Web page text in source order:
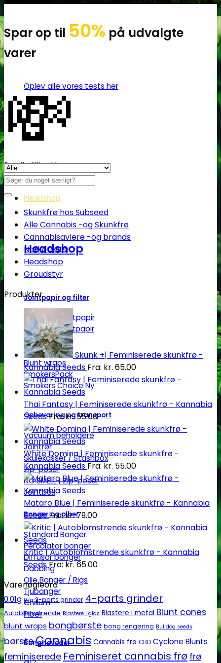
Oplev alle vores tests her
Headshop
Headshop
Jointpapir og filter
King Size Jointpapir
Slim Size Jointpapir
Cones
Filtertips
Blunt wraps
SmokersPack
Smokers Choice
Opbevaring og transport
Vacuum beholdere
Jointrør
Skulekasser / Stashbox
Zip-poser
NO SMELL | Zip-poser
Jointbox
Bonger og piber
Standard Bonger
Percolator bonger
Diffusor bonger
Dabbing
Olie Bonger / Rigs
Tjubanger
Chillum
Piber
Bonghoveder
Spar op til 50% på udvalgte
varer
💸
Se alle tilbud her
Søg
efter:
Skunkfrø hos Subseed
Alle Cannabis -og Skunkfrø
Cannabisavlere -og brands
Narkotests
Headshop
Groudstyr
Produkter
Skunk +| Feminiserede skunkfrø -
Kannabia Seeds Fra: kr. 65.00
Thai Fantasy | Feminiserede skunkfrø - Kannabia
SeedsFra:kr.55.00
White Domina | Feminiserede skunkfrø -
Kannabia Seeds Fra: kr. 55.00
Mataro Blue | Feminiserede skunkfrø - Kannabia
SeedsFra:kr.79.00
Kritic | Autoblomstrende skunkfrø - Kannabia
SeedsFra:kr.65.00
Varenøgleord
0.01g 0.1g 2-parts grinder 4-parts grinder
Autoblomstrende Blastere i glas Blastere i metal Blunt cones
blunt wraps bongbørste bong rengøring Bulldog seeds
børsteCannabis Cannabis frø CBD Cyclone Blunts
feminiserede Feminiseret cannabis frø frø